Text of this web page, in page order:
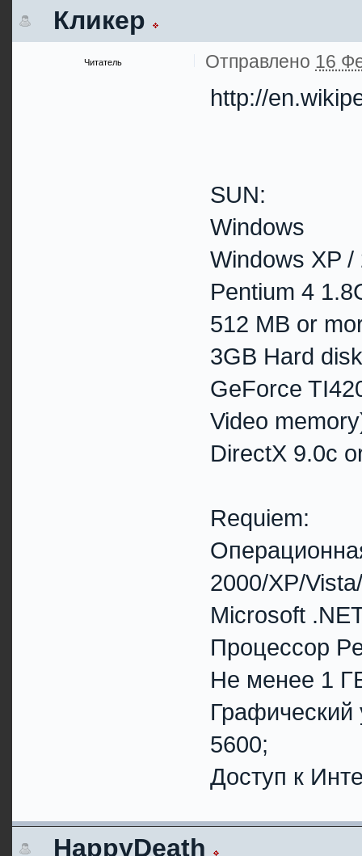
Кликер
Читатель Отправлено 16
http://
SUN:
Windows
Windows XP /
Pentium 4
512 MB or
3GB Hard
GeForce
Video
DirectX 9.0c
Requiem:
2000/XP/
Microsoft
Процессор
Не менее 1
Графический
5600;
Доступ к
HappyDeath